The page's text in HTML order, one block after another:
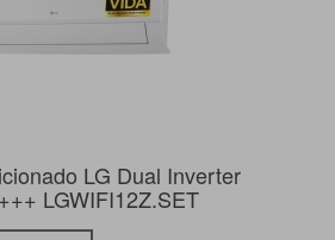
LG Dual Inverter
LGWIFI12Z.SET